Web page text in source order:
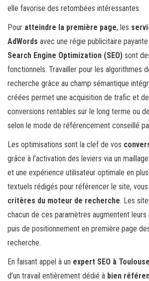
elle favorise des retombées intéressantes.
Pour atteindre la première page, les
AdWords avec une régie publicitaire
Search Engine Optimization (SEO) sont
fonctionnels. Travailler pour les algorithmes
recherche grâce au champ sémantique
créées permet une acquisition de trafic et
conversions rentables sur le long terme ou
selon le mode de référencement conseillé
Les optimisations sont la clef de vos
grâce à l’activation des leviers via un
et une expérience utilisateur optimale en
textuels rédigés pour référencer le site,
critères du moteur de recherche. Les
chacun de ces paramètres augmentent leurs
puis de positionnement en première page
recherche.
En faisant appel à un expert SEO à Toulouse
d’un travail entièrement dédié à bien